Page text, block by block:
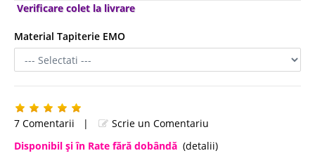
Verificare colet la livrare
Material Tapiterie EMO
7 Comentarii |
Scrie un Comentariu
Disponibil şi în Rate fără dobândă (detalii)